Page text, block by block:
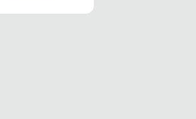
e externos
enquanto o revestimento
e fácil manutenção